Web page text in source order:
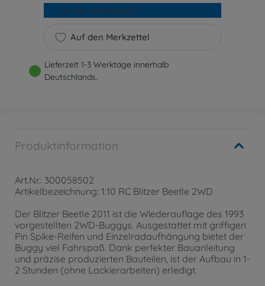
Auf den Merkzettel
In den Warenkorb
Lieferzeit 1-3 Werktage innerhalb
Deutschlands.
Produktinformation
Art.Nr.: 300058502
Artikelbezeichnung: 1:10 RC Blitzer Beetle 2WD
Der Blitzer Beetle 2011 ist die Wiederauflage des 1993
vorgestellten 2WD-Buggys. Ausgestattet mit griffigen
Pin Spike-Reifen und Einzelradaufhängung bietet der
Buggy viel Fahrspaß. Dank perfekter Bauanleitung
und präzise produzierten Bauteilen, ist der Aufbau in 1-
2 Stunden (ohne Lackierarbeiten) erledigt.